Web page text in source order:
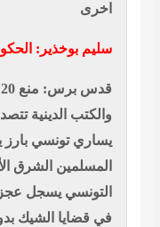
اخرى
سليم بوخذير:
والكتب الدينية
يساري تونسي بارز
المسلمين الشرق
التونسي يسجل عجزا 2.61 مليار
في قضايا الشيك